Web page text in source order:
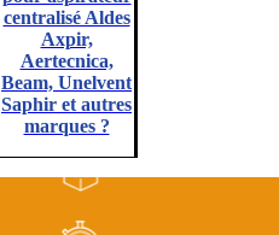
centralisé Aldes
Axpir,
Aertecnica,
Beam, Unelvent
Saphir et autres
marques ?